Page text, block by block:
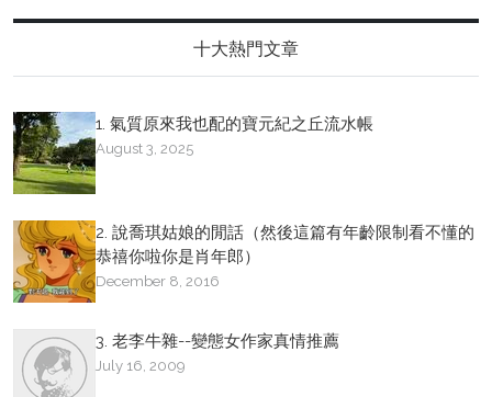
十大熱門文章
1. 氣質原來我也配的寶元紀之丘流水帳
August 3, 2025
2. 說喬琪姑娘的閒話（然後這篇有年齡限制看不懂的
恭禧你啦你是肖年郎）
December 8, 2016
3. 老李牛雜--變態女作家真情推薦
July 16, 2009